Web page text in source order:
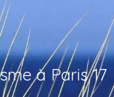
à Paris 17